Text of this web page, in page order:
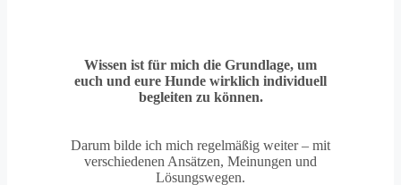
Wissen ist für mich die Grundlage, um
euch und eure Hunde wirklich individuell
begleiten zu können.
Darum bilde ich mich regelmäßig weiter – mit
verschiedenen Ansätzen, Meinungen und
Lösungswegen.